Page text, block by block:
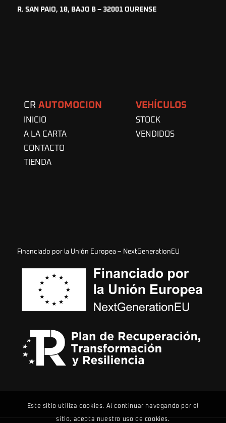
R. SAN PAIO, 18, BAJO B – 32001 OURENSE
CR AUTOMOCION
INICIO
A LA CARTA
CONTACTO
TIENDA
VEHÍCULOS
STOCK
VENDIDOS
Financiado por la Unión Europea – NextGenerationEU
Este sitio utiliza cookies. Al continuar navegando por el
sitio, acepta nuestro uso de cookies.